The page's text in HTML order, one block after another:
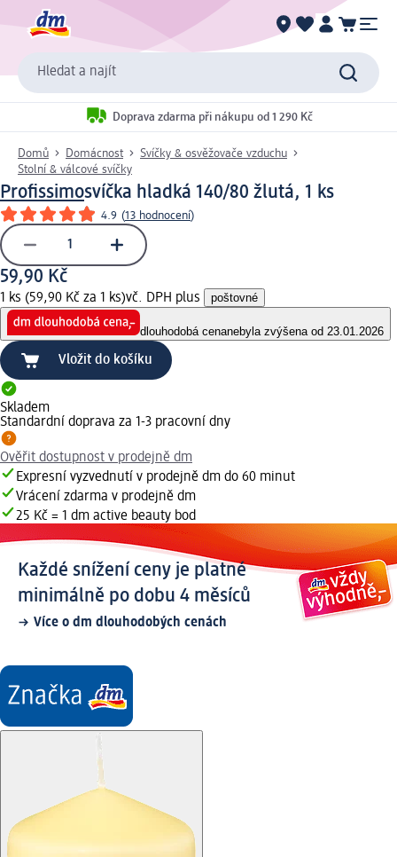
Hledat a najít
Doprava zdarma při nákupu od 1 290 Kč
Domů Domácnost
Svíčky & osvěžovače vzduchu
Stolní & válcové svíčky
Profissimosvíčka hladká 140/80 žlutá, 1 ks
4.9 (13 hodnocení)
59,90 Kč
1 ks (59,90 Kč za 1 ks)vč. DPH plus poštovné
dlouhodobá cenanebyla zvýšena od 23.01.2026
Vložit do košíku
Skladem
Standardní doprava za 1-3 pracovní dny
Ověřit dostupnost v prodejně dm
Expresní vyzvednutí v prodejně dm do 60 minut
Vrácení zdarma v prodejně dm
25 Kč = 1 dm active beauty bod
Každé snížení ceny je platné
minimálně po dobu 4 měsíců
Více o dm dlouhodobých cenách